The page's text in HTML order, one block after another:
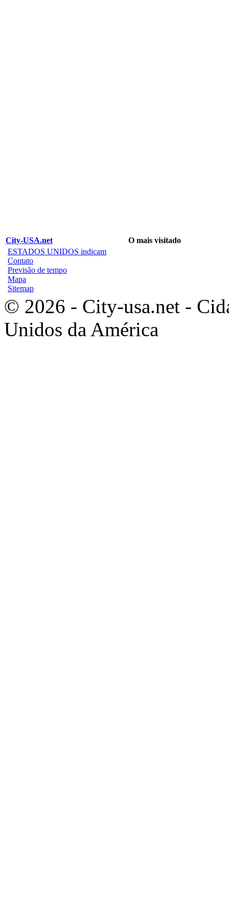
City-USA.net
O mais visitado
ESTADOS UNIDOS indicam
Contato
Previsão de tempo
Mapa
Sitemap
© 2026 - City-usa.net -
Unidos da América